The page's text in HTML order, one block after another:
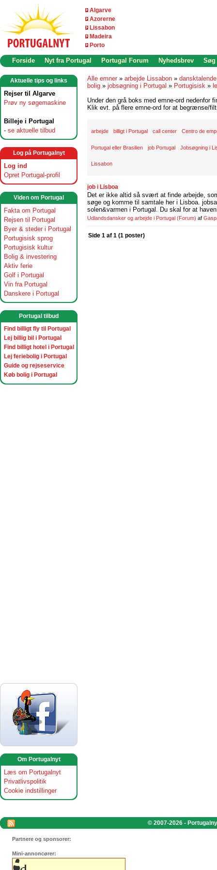
Algarve
Azorerne
Lissabon
Madeira
Porto
Forside Nyt fra Portugal Portugal Forum Nyhedsbrev Søg
Aktuelle tips og links
Rejser til Algarve
Prøv ny søgemaskine
Billeje i Portugal
- se aktuelle tilbud
Log på Portugalnyt
Log ind
Opret Portugal-profil
Viden om Portugal
Fakta om Portugal
Rejsen til Portugal
Byer & steder i Portugal
Portugisisk sprog
Portugisisk kultur
Bolig & investering
Aktiv ferie
Golf i Portugal
Vin fra Portugal
Danskere i Portugal
Portugal tilbud
Find billigt fly til Portugal
Lej billig bil i Portugal
Find billigt hotel i Portugal
Lej feriebolig i Portugal
Guide og rejseservice
Køb bolig i Portugal
Om Portugalnyt
Læs om Portugalnyt
Privatlivspolitik
Cookie indstillinger
Alle emner » arbejde Lissabon »
bolig » jobsøgning i Portugal » Portugisisk »
Under den grå boks med emne-ord nedenfor
Klik evt. på flere emne-ord for at begrænse/
arbejde billigt i Portugal call center Centro de
Portugal eller Brasilien job Portugal Jobsøgning i
Lissabon
job i Lisboa
Det er ikke altid så svært at finde arbejde,
søge og komme til samtale her i Lisboa.
solen&varmen i Portugal. Du skal for at
Udlandsdansker og arbejde i Portugal (Forum) af
Side 1 af 1 (1 poster)
© 2007-2026 -
Partnere og sponsorer:
Mini-annoncører: